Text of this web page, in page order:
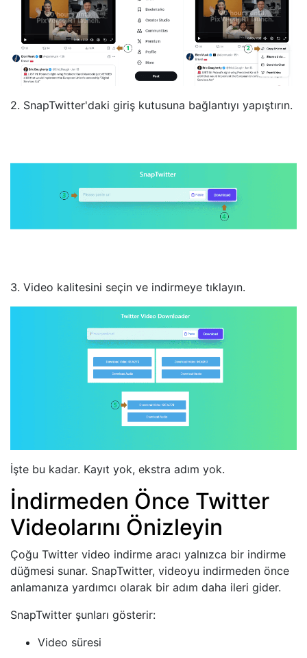
2. SnapTwitter'daki giriş kutusuna bağlantıyı yapıştırın.
3. Video kalitesini seçin ve indirmeye tıklayın.
İşte bu kadar. Kayıt yok, ekstra adım yok.
İndirmeden Önce Twitter
Videolarını Önizleyin
Çoğu Twitter video indirme aracı yalnızca bir indirme
düğmesi sunar. SnapTwitter, videoyu indirmeden önce
anlamanıza yardımcı olarak bir adım daha ileri gider.
SnapTwitter şunları gösterir:
Video süresi